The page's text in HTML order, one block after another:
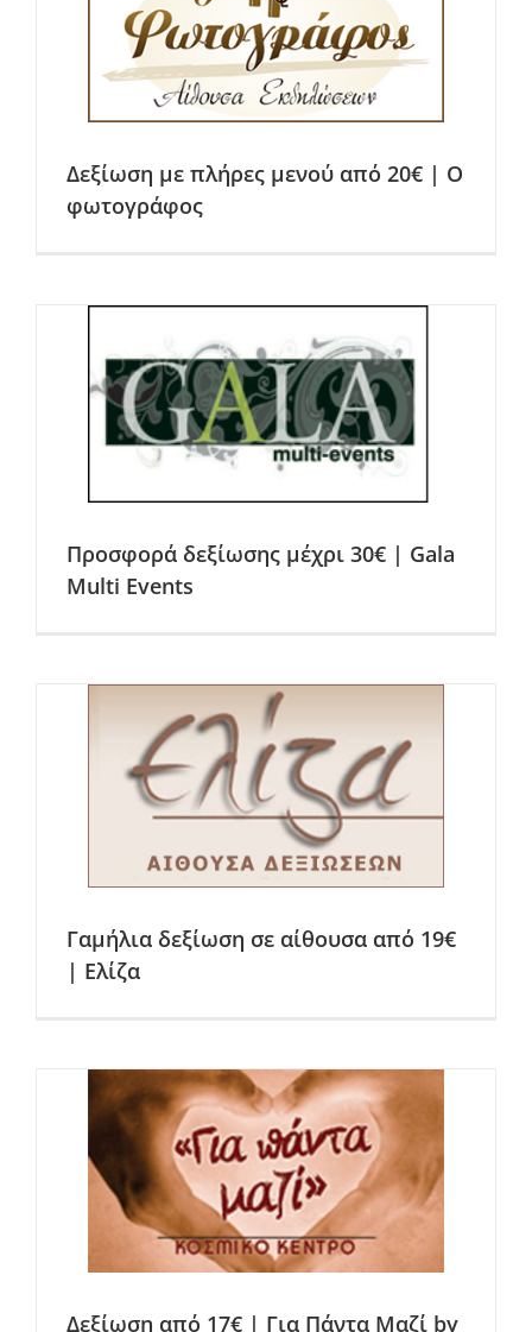
Δεξίωση με πλήρες μενού από 20€ | Ο
φωτογράφος
Προσφορά δεξίωσης μέχρι 30€ | Gala
Multi Events
Γαμήλια δεξίωση σε αίθουσα από 19€
| Ελίζα
Δεξίωση από 17€ | Για Πάντα Μαζί by